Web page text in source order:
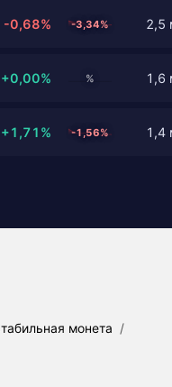
-0,68% -3,34% 2,5
+0,00% % 1,6
+1,71% -1,56% 1,4
монета /